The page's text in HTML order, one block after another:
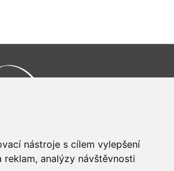
nástroje s cílem vylepšení
analýzy návštěvnosti
webové stránky: triangl web